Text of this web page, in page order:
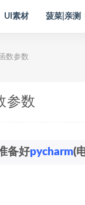
UI素材 菠菜|亲测
数参数
参数
备好pycharm(